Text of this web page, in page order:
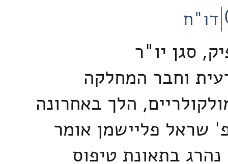
דו"ח
סגן יו"ר
וחבר המחלקה
הלך באחרונה
שראל פליישמן אומר
בתאונת טיפוס